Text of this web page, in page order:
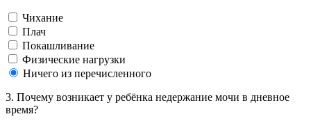
Чихание
Плач
Покашливание
Физические нагрузки
Ничего из перечисленного
3. Почему возникает у ребёнка недержание мочи в дневное
время?